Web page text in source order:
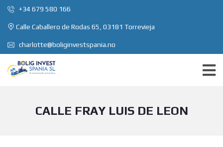
+34 679 580 166
Calle Caballero de Rodas 65, 03181 Torrevieja
charlotte@boliginvestspania.no
CALLE FRAY LUIS DE LEON